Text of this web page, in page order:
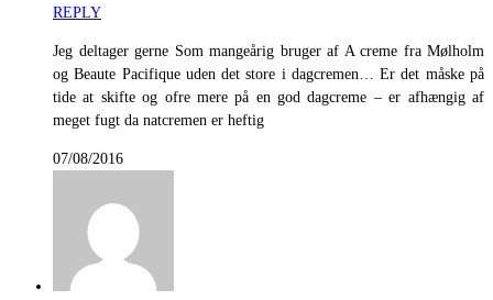
REPLY
Jeg deltager gerne Som mangeårig bruger af A creme fra Mølholm
og Beaute Pacifique uden det store i dagcremen… Er det måske på
tide at skifte og ofre mere på en god dagcreme – er afhængig af
meget fugt da natcremen er heftig
07/08/2016